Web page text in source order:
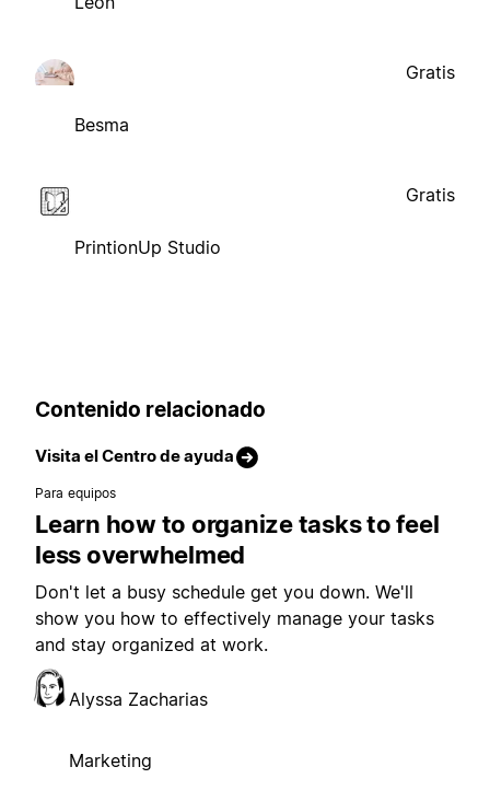
Besma
Gratis
PrintionUp Studio
Gratis
Contenido relacionado
Visita el Centro de ayuda
Para equipos
Learn how to organize tasks to feel
less overwhelmed
Don't let a busy schedule get you down. We'll
show you how to effectively manage your tasks
and stay organized at work.
Alyssa Zacharias
Marketing